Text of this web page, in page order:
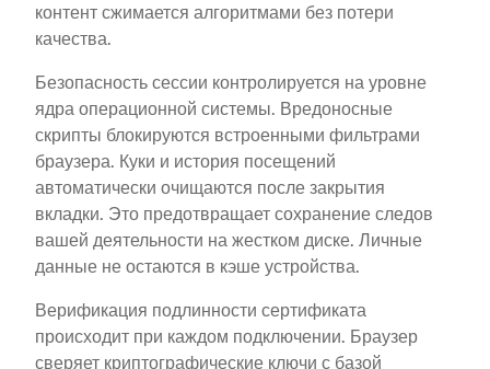
контент сжимается алгоритмами без потери
качества.
Безопасность сессии контролируется на уровне
ядра операционной системы. Вредоносные
скрипты блокируются встроенными фильтрами
браузера. Куки и история посещений
автоматически очищаются после закрытия
вкладки. Это предотвращает сохранение следов
вашей деятельности на жестком диске. Личные
данные не остаются в кэше устройства.
Верификация подлинности сертификата
происходит при каждом подключении. Браузер
сверяет криптографические ключи с базой